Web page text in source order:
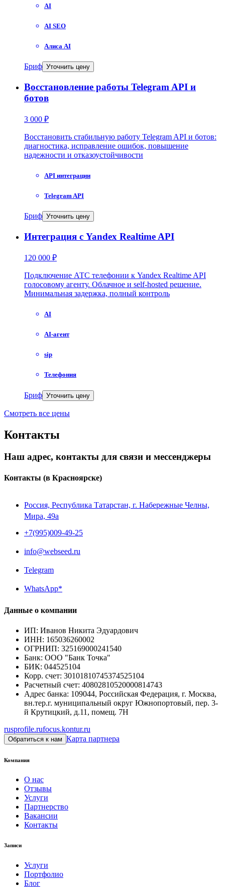
AI
AI SEO
Алиса AI
Бриф Уточнить цену
Восстановление работы Telegram API и
ботов
3 000 ₽
Восстановить стабильную работу Telegram API и ботов:
диагностика, исправление ошибок, повышение
надежности и отказоустойчивости
API интеграции
Telegram API
Бриф Уточнить цену
Интеграция с Yandex Realtime API
120 000 ₽
Подключение АТС телефонии к Yandex Realtime API
голосовому агенту. Облачное и self-hosted решение.
Минимальная задержка, полный контроль
AI
AI-агент
sip
Телефония
Бриф Уточнить цену
Смотреть все цены
Контакты
Наш адрес, контакты для связи и мессенджеры
Контакты (в Красноярске)
Россия, Республика Татарстан, г. Набережные Челны,
Мира, 49a
+7(995)009-49-25
info@webseed.ru
Telegram
WhatsApp*
Данные о компании
ИП: Иванов Никита Эдуардович
ИНН: 165036260002
ОГРНИП: 325169000241540
Банк: ООО "Банк Точка"
БИК: 044525104
Корр. счет: 30101810745374525104
Расчетный счет: 40802810520000814743
Адрес банка: 109044, Российская Федерация, г. Москва,
вн.тер.г. муниципальный округ Южнопортовый, пер. 3-
й Крутицкий, д.11, помещ. 7Н
rusprofile.rufocus.kontur.ru
Обратиться к нам Карта партнера
Компания
О нас
Отзывы
Услуги
Партнерство
Вакансии
Контакты
Записи
Услуги
Портфолио
Блог